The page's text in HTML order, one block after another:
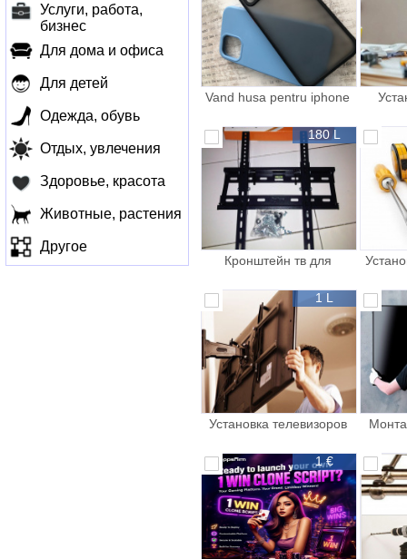
Услуги, работа,
бизнес
Для дома и офиса
Для детей
Одежда, обувь
Отдых, увлечения
Здоровье, красота
Животные, растения
Другое
Vand husa pentru iphone
180 L
Кронштейн тв для
1 L
Установка телевизоров
1 €